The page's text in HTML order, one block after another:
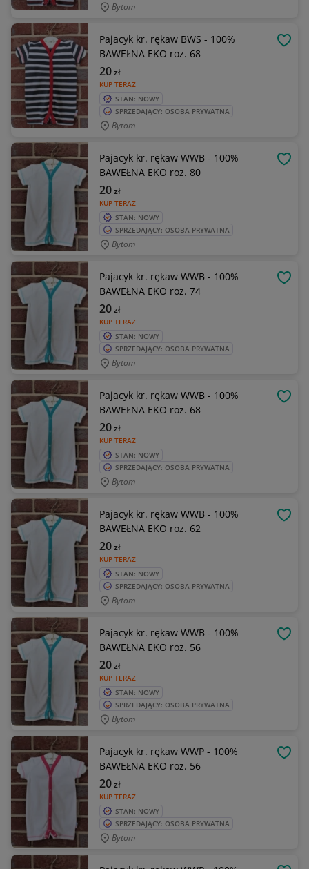
Bytom
Pajacyk kr. rękaw BWS - 100%
BAWEŁNA EKO roz. 68
KUP TERAZ
20zł
STAN: NOWY
SPRZEDAJĄCY: OSOBA PRYWATNA
Bytom
Pajacyk kr. rękaw WWB - 100%
BAWEŁNA EKO roz. 80
KUP TERAZ
20zł
STAN: NOWY
SPRZEDAJĄCY: OSOBA PRYWATNA
Bytom
Pajacyk kr. rękaw WWB - 100%
BAWEŁNA EKO roz. 74
KUP TERAZ
20zł
STAN: NOWY
SPRZEDAJĄCY: OSOBA PRYWATNA
Bytom
Pajacyk kr. rękaw WWB - 100%
BAWEŁNA EKO roz. 68
KUP TERAZ
20zł
STAN: NOWY
SPRZEDAJĄCY: OSOBA PRYWATNA
Bytom
Pajacyk kr. rękaw WWB - 100%
BAWEŁNA EKO roz. 62
KUP TERAZ
20zł
STAN: NOWY
SPRZEDAJĄCY: OSOBA PRYWATNA
Bytom
Pajacyk kr. rękaw WWB - 100%
BAWEŁNA EKO roz. 56
KUP TERAZ
20zł
STAN: NOWY
SPRZEDAJĄCY: OSOBA PRYWATNA
Bytom
Pajacyk kr. rękaw WWP - 100%
BAWEŁNA EKO roz. 56
KUP TERAZ
20zł
STAN: NOWY
SPRZEDAJĄCY: OSOBA PRYWATNA
Bytom